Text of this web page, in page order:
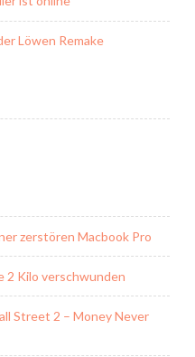
Löwen Remake
zerstören Macbook Pro
2 Kilo verschwunden
Street 2 – Money Never